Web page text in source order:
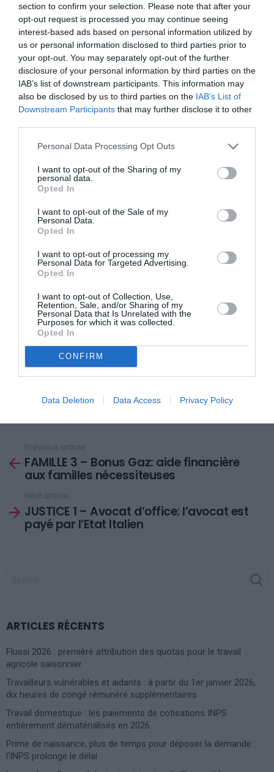
section to confirm your selection. Please note that after your
opt-out request is processed you may continue seeing
interest-based ads based on personal information utilized by
us or personal information disclosed to third parties prior to
your opt-out. You may separately opt-out of the further
disclosure of your personal information by third parties on the
IAB’s list of downstream participants. This information may
also be disclosed by us to third parties on the IAB’s List of
Downstream Participants that may further disclose it to other
Personal Data Processing Opt Outs
I want to opt-out of the Sharing of my
personal data.
Opted In
I want to opt-out of the Sale of my
Personal Data.
Opted In
I want to opt-out of processing my
Personal Data for Targeted Advertising.
Opted In
I want to opt-out of Collection, Use,
Retention, Sale, and/or Sharing of my
Personal Data that Is Unrelated with the
Purposes for which it was collected.
Opted In
CONFIRM
Data Deletion Data Access Privacy Policy
Ce joyau n’a que peu de valeur
financière, mais il jouit d’une
grande valeur symbolique pour les
fidèles de la monarchie (la royauté
a perdu le pouvoir en 1996), qui
restent assez mystérieux sur leurs
toujours fermé au public, où le rite a été effectué par
7 descendants directs des reines du XIXe siècle.
Le vol de la couronne de Ranavalona est évidemment
le déplacement en cachette des ossements royaux.
Si certains plaident pour un retour de la monarchie, la
majorité dit que le problème de Madagascar n’est pas
la République, mais la gouvernance qui, depuis
l’indépendance, n’a pas permis un développement
solide du pays.
more
Previous article
FAMILLE 3 – Bonus Gaz: aide financière
aux familles nécessiteuses
Next article
JUSTICE 1 – Avocat d’office: l’avocat est
payé par l’Etat Italien
ARTICLES RÉCENTS
Flussi 2026 : première attribution des quotas pour le travail
agricole saisonnier
Travailleurs vulnérables et aidants : à partir du 1er janvier 2026,
dix heures de congé rémunéré supplémentaires
Travail domestique : les paiements de cotisations INPS
entièrement dématérialisés en 2026
Prime de naissance, plus de temps pour déposer la demande :
l’INPS prolonge le délai